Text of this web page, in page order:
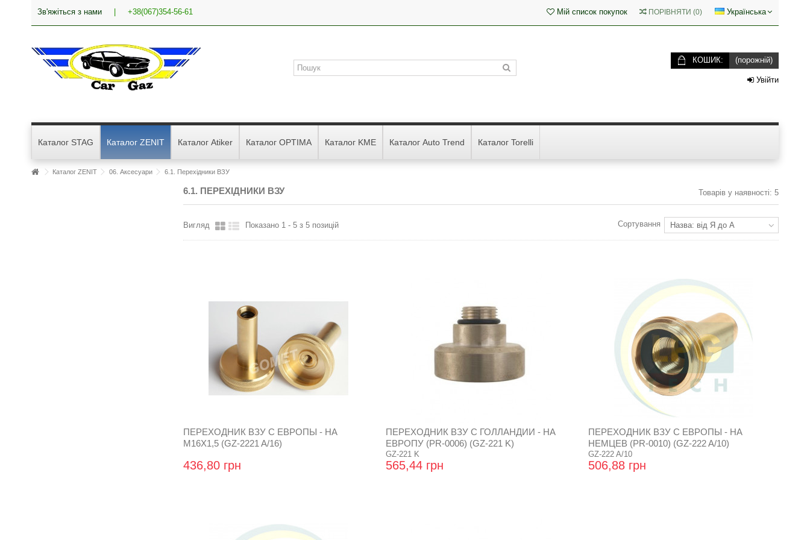
Українська
Зв'яжіться з нами +38(067)354-56-61 ПОРІВНЯТИ (0)
Мій список покупок
КОШИК: (порожній)
Увійти
Каталог STAG Каталог ZENIT Каталог Atiker Каталог OPTIMA Каталог KME Каталог Auto Trend Каталог Torelli
Каталог ZENIT 06. Аксесуари 6.1. Перехідники ВЗУ
6.1. ПЕРЕХІДНИКИ ВЗУ Товарів у наявності: 5
Вигляд Показано 1 - 5 з 5 позицій Сортування Назва: від Я до А
ПЕРЕХОДНИК ВЗУ С ЕВРОПЫ - НА
M16X1,5 (GZ-2221 A/16)
436,80 грн
ПЕРЕХОДНИК ВЗУ С ГОЛЛАНДИИ - НА
ЕВРОПУ (PR-0006) (GZ-221 K)
GZ-221 K
565,44 грн
ПЕРЕХОДНИК ВЗУ С ЕВРОПЫ - НА
НЕМЦЕВ (PR-0010) (GZ-222 A/10)
GZ-222 A/10
506,88 грн